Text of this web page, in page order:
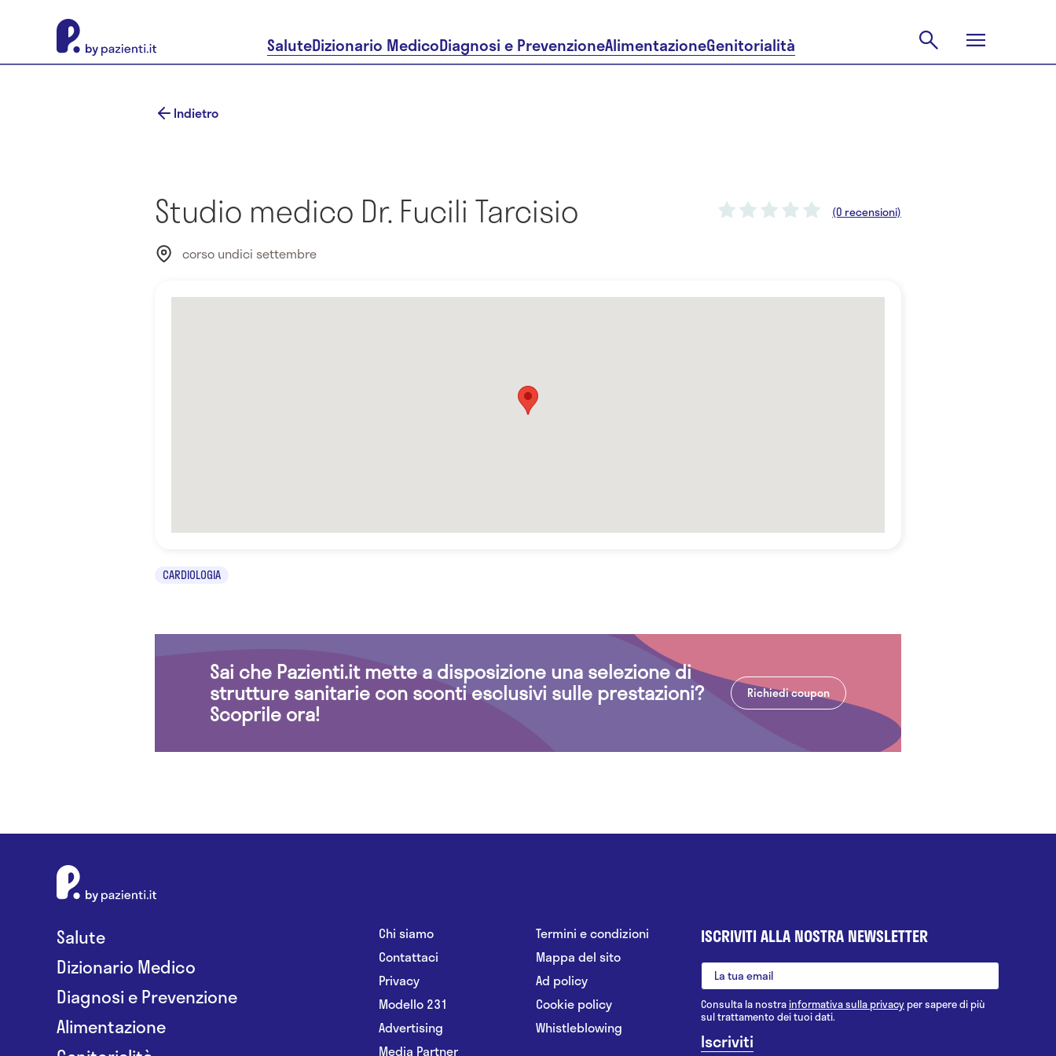
SaluteDizionario MedicoDiagnosi e PrevenzioneAlimentazioneGenitorialità
Indietro
Studio medico Dr. Fucili Tarcisio (0 recensioni)
corso undici settembre
CARDIOLOGIA
Sai che Pazienti.it mette a disposizione una selezione di
strutture sanitarie con sconti esclusivi sulle prestazioni?
Scoprile ora!
Richiedi coupon
Salute
Dizionario Medico
Diagnosi e Prevenzione
Alimentazione
Chi siamo
Contattaci
Privacy
Modello 231
Advertising
Media Partner
Termini e condizioni
Mappa del sito
Ad policy
Cookie policy
Whistleblowing
ISCRIVITI ALLA NOSTRA NEWSLETTER
Consulta la nostrainformativa sulla privacy per sapere di più
sul trattamento dei tuoi dati.